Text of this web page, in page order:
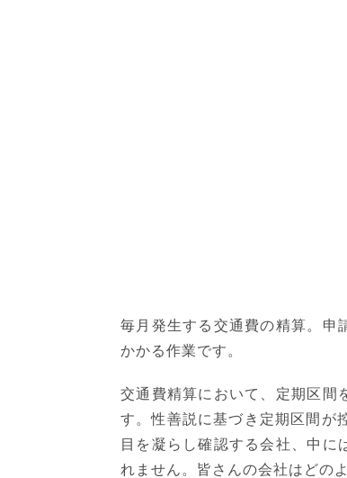
毎月発生する交通費の精算。申
かかる作業です。
交通費精算において、定期区間
す。性善説に基づき定期区間が
目を凝らし確認する会社、中
れません。皆さんの会社はどの